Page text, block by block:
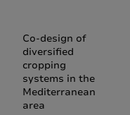
Co-design of
diversified
cropping
systems in the
Mediterranean
area